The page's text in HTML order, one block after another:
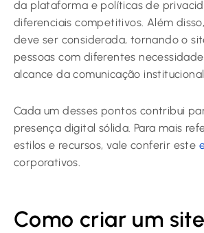
da plataforma e políticas de
diferenciais competitivos. Além
deve ser considerada, tornando o
pessoas com diferentes
alcance da comunicação institucional.
Cada um desses pontos contribui
presença digital sólida. Para mais
estilos e recursos, vale conferir este
corporativos.
Como criar um site